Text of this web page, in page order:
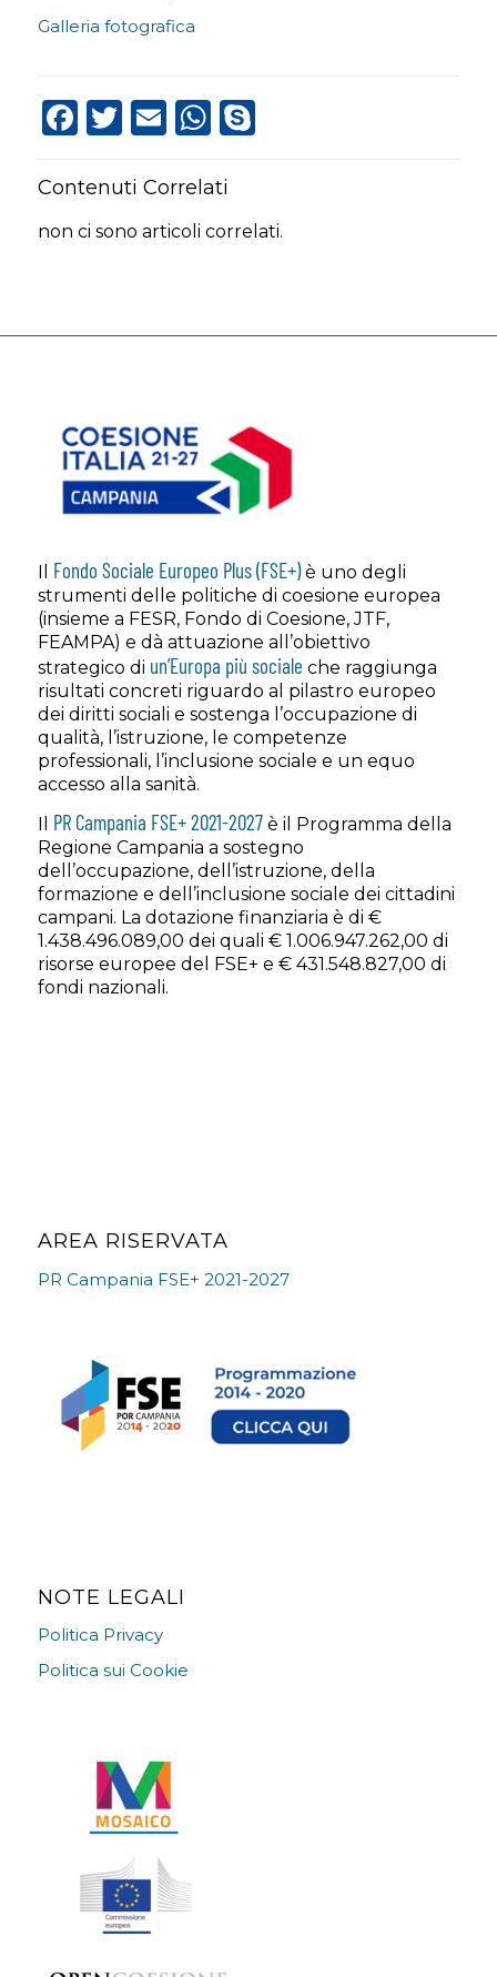
Galleria fotografica
Facebook
Twitter Email WhatsApp
Contenuti Correlati
non ci sono articoli correlati.
Il Fondo Sociale Europeo Plus (FSE+)è uno degli
strumenti delle politiche di coesione europea
(insieme a FESR, Fondo di Coesione, JTF,
FEAMPA) e dà attuazione all’obiettivo
strategico di un’Europa più sociale che raggiunga
risultati concreti riguardo al pilastro europeo
dei diritti sociali e sostenga l’occupazione di
qualità, l’istruzione, le competenze
professionali, l’inclusione sociale e un equo
accesso alla sanità.
PR Campania FSE+ 2021-2027è il Programma della
Regione Campania a sostegno
dell’occupazione, dell’istruzione, della
formazione e dell’inclusione sociale dei cittadini
campani. La dotazione finanziaria è di €
1.438.496.089,00 dei quali € 1.006.947.262,00 di
risorse europee del FSE+ e € 431.548.827,00 di
fondi nazionali.
AREA RISERVATA
PR Campania FSE+ 2021-2027
NOTE LEGALI
Politica Privacy
Politica sui Cookie